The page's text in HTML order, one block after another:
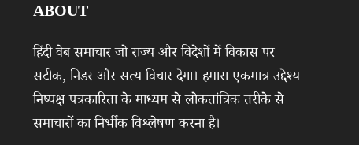
ABOUT
हिंदी वेब समाचार जो राज्य और विदेशों में विकास पर
सटीक, निडर और सत्य विचार देगा। हमारा एकमात्र उद्देश्य
निष्पक्ष पत्रकारिता के माध्यम से लोकतांत्रिक तरीके से
समाचारों का निर्भीक विश्लेषण करना है।